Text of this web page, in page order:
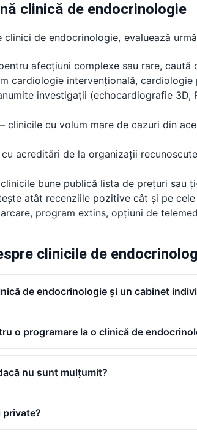
clinică de endocrinologie
de endocrinologie, evaluează
afecțiuni complexe sau rare, caută
cardiologie intervențională,
investigații (echocardiografie 3D,
clinicile cu volum mare de cazuri din
acreditări de la organizații
bune publică lista de prețuri sau
atât recenziile pozitive cât și pe
program extins, opțiuni de
clinicile de
de endocrinologie și un cabinet
o programare la o clinică de
nu sunt mulțumit?